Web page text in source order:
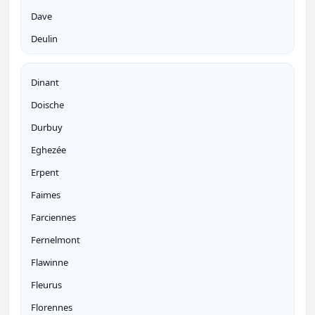
Dave
Deulin
Dinant
Doische
Durbuy
Eghezée
Erpent
Faimes
Farciennes
Fernelmont
Flawinne
Fleurus
Florennes